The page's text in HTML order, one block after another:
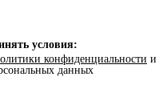
условия:
конфиденциальности и
данных